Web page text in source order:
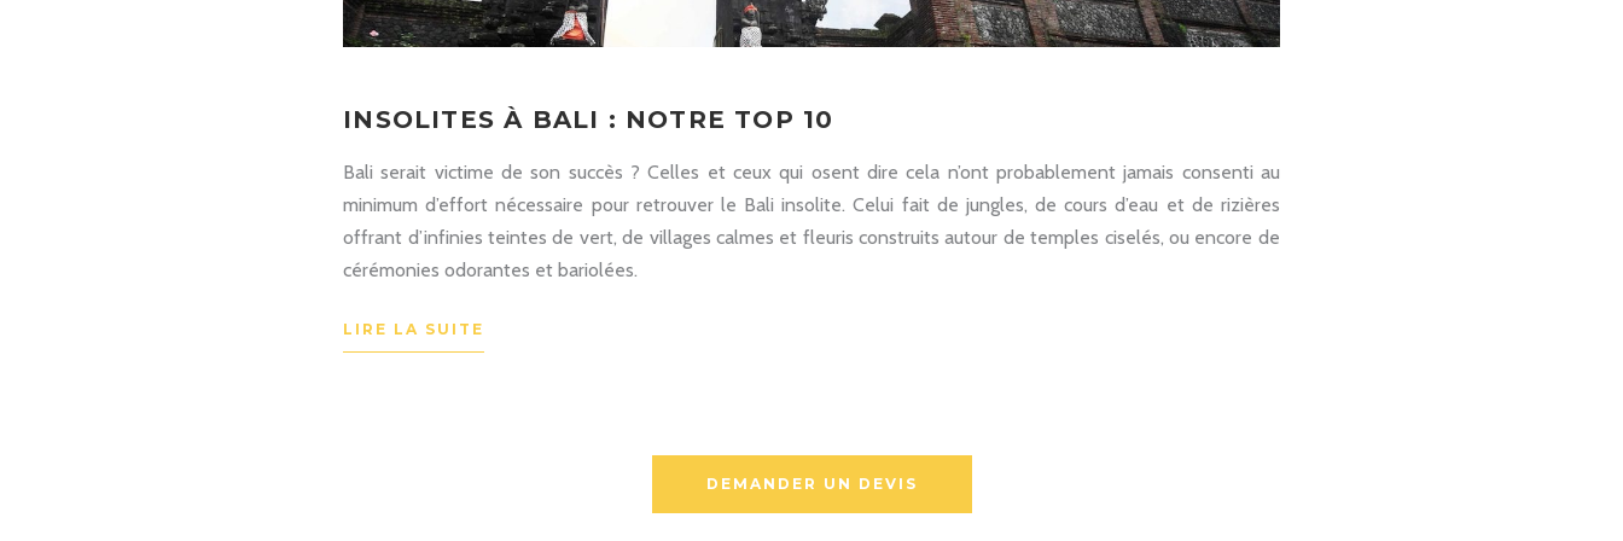
INSOLITES À BALI : NOTRE TOP 10
Bali serait victime de son succès ? Celles et ceux qui osent dire cela n’ont probablement jamais consenti au
minimum d’effort nécessaire pour retrouver le Bali insolite. Celui fait de jungles, de cours d’eau et de rizières
offrant d’infinies teintes de vert, de villages calmes et fleuris construits autour de temples ciselés, ou encore de
cérémonies odorantes et bariolées.
LIRE LA SUITE
DEMANDER UN DEVIS